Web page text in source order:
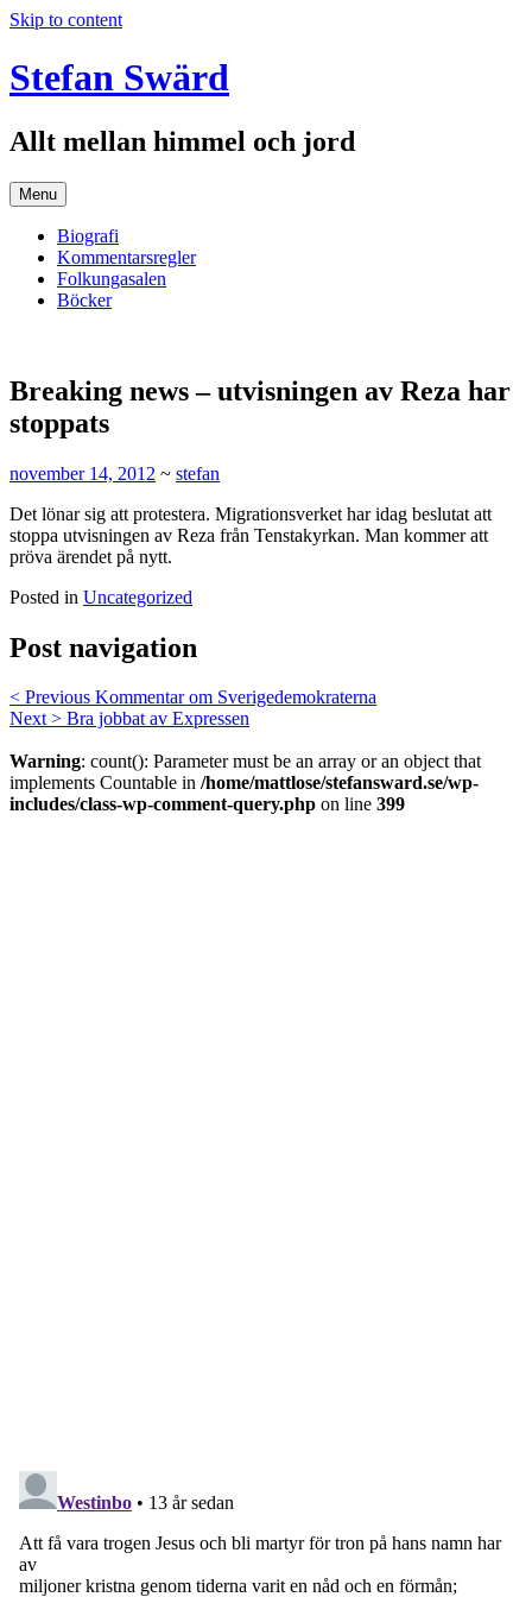
Skip to content
Stefan Swärd
Allt mellan himmel och jord
Menu
Biografi
Kommentarsregler
Folkungasalen
Böcker
Breaking news – utvisningen av Reza har
stoppats
november 14, 2012 ~ stefan
Det lönar sig att protestera. Migrationsverket har idag beslutat att
stoppa utvisningen av Reza från Tenstakyrkan. Man kommer att
pröva ärendet på nytt.
Posted in Uncategorized
Post navigation
< Previous Kommentar om Sverigedemokraterna
Next > Bra jobbat av Expressen
Warning: count(): Parameter must be an array or an object that
implements Countable in /home/mattlose/stefansward.se/wp-
includes/class-wp-comment-query.php on line 399